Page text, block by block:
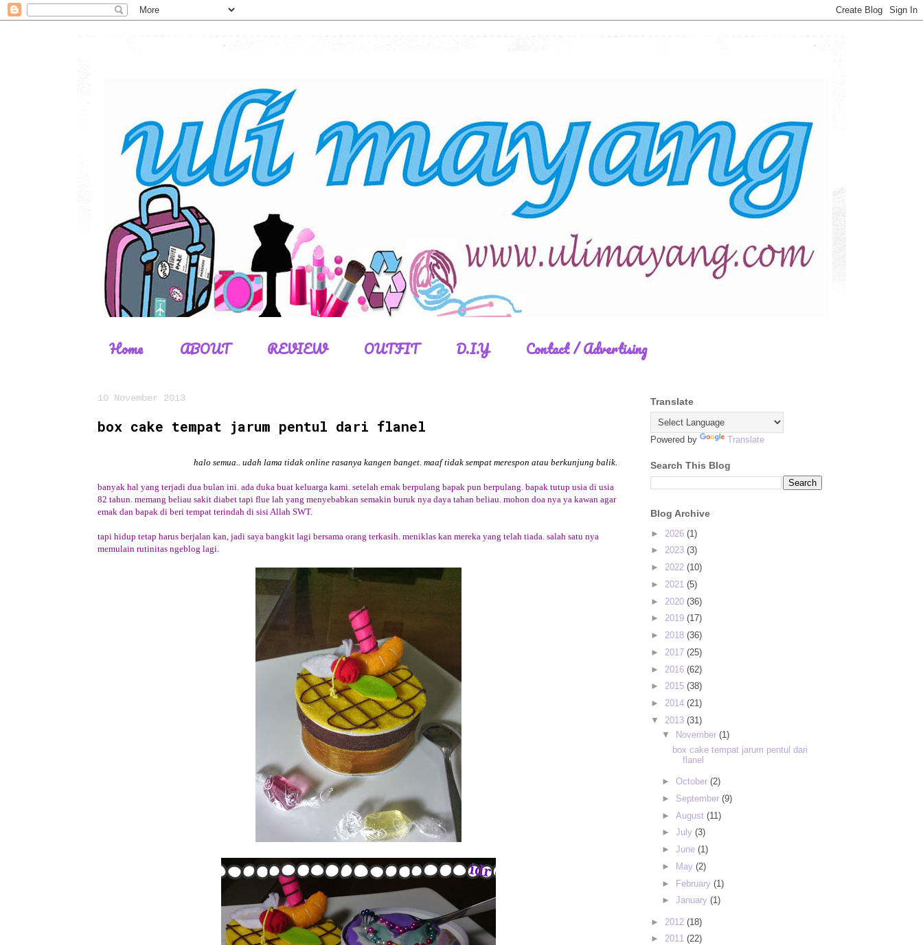
Home ABOUT REVIEW OUTFIT D.I.Y Contact / Advertising
10 November 2013
box cake tempat jarum pentul dari flanel
halo semua.. udah lama tidak online rasanya kangen banget. maaf tidak sempat merespon atau berkunjung balik.
banyak hal yang terjadi dua bulan ini. ada duka buat keluarga kami. setelah emak berpulang bapak pun berpulang. bapak tutup usia di usia
82 tahun. memang beliau sakit diabet tapi flue lah yang menyebabkan semakin buruk nya daya tahan beliau. mohon doa nya ya kawan agar
emak dan bapak di beri tempat terindah di sisi Allah SWT.
tapi hidup tetap harus berjalan kan, jadi saya bangkit lagi bersama orang terkasih. meniklas kan mereka yang telah tiada. salah satu nya
memulain rutinitas ngeblog lagi.
Translate
Powered by Translate
Search This Blog
Blog Archive
► 2026 (1)
► 2023 (3)
► 2022 (10)
► 2021 (5)
► 2020 (36)
► 2019 (17)
► 2018 (36)
► 2017 (25)
► 2016 (62)
► 2015 (38)
► 2014 (21)
▼ 2013 (31)
▼
November (1)
box cake tempat jarum pentul dari
flanel
► October (2)
► September (9)
► August (11)
► July (3)
► June (1)
►
May (2)
► February (1)
► January (1)
► 2012 (18)
► 2011 (22)